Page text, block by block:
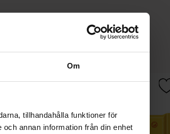
Om
tillhandahålla funktioner för
annan information från din enhet
-17%